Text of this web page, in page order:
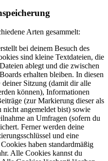
Arten gesammelt:
bei deinem Besuch des
sind kleine Textdateien, die
ablegt und die zwischen
erhalten bleiben. In diesen
Sitzung (damit dir alle
können), Informationen
(zur Markierung dieser als
nicht angemeldet bist) sowie
an Umfragen (sofern du
Ferner werden deine
und eine
haben standardmäßig
Alle Cookies kannst du